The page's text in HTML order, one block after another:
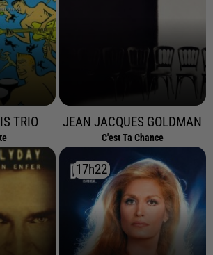
TRIO JEAN JACQUES GOLDMAN
C'est Ta Chance
17h22
17h22